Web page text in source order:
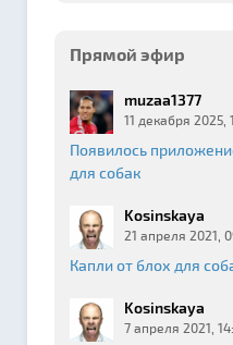
Прямой эфир
muzaa1377
11 декабря 2025,
Появилось
для собак
Kosinskaya
21 апреля 2021,
Капли от блох для
Kosinskaya
7 апреля 2021,